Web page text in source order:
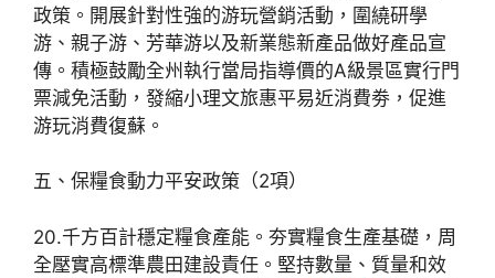
政策。開展針對性強的游玩營銷活動，圍繞研學
游、親子游、芳華游以及新業態新產品做好產品宣
傳。積極鼓勵全州執行當局指導價的A級景區實行門
票減免活動，發縮小理文旅惠平易近消費劵，促進
游玩消費復蘇。
五、保糧食動力平安政策（2項）
20.千方百計穩定糧食產能。夯實糧食生產基礎，周
全壓實高標準農田建設責任。堅持數量、質量和效